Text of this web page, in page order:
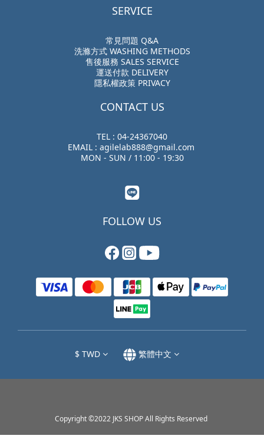
SERVICE
常見問題 Q&A
洗滌方式 WASHING METHODS
售後服務 SALES SERVICE
運送付款 DELIVERY
隱私權政策 PRIVACY
CONTACT US
TEL : 04-24367040
EMAIL : agilelab888@gmail.com
MON - SUN / 11:00 - 19:30
FOLLOW US
$ TWD 繁體中文
Copyright ©2022 JKS SHOP All Rights Reserved